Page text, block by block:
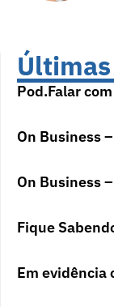
Últimas
Pod.Falar
On Business
On Business
Fique
Em evidência